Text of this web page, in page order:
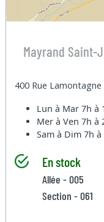
Mayrand Saint-
400 Rue Lamontagne
Lun à Mar7h à
Mer à Ven7h à
Sam à Dim7h à
En stock
Allée - 005
Section - 061